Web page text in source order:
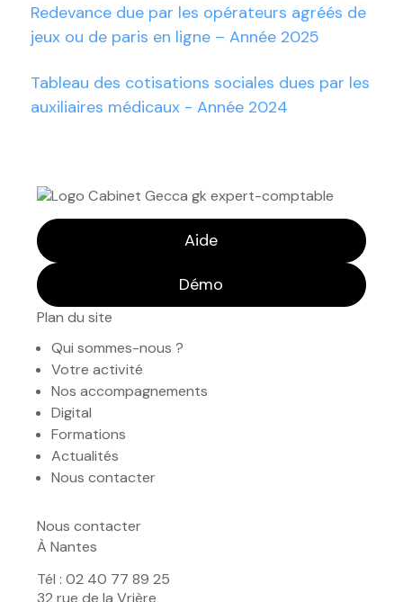
Redevance due par les opérateurs agréés de
jeux ou de paris en ligne – Année 2025
Tableau des cotisations sociales dues par les
auxiliaires médicaux - Année 2024
Aide
Démo
Plan du site
Qui sommes-nous ?
Votre activité
Nos accompagnements
Digital
Formations
Actualités
Nous contacter
Nous contacter
À Nantes
Tél : 02 40 77 89 25
32 rue de la Vrière